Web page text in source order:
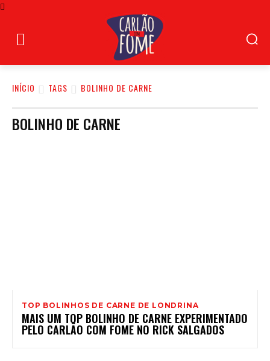
INÍCIO TAGS BOLINHO DE CARNE
BOLINHO DE CARNE
TOP BOLINHOS DE CARNE DE LONDRINA
MAIS UM TOP BOLINHO DE CARNE EXPERIMENTADO
PELO CARLÃO COM FOME NO RICK SALGADOS